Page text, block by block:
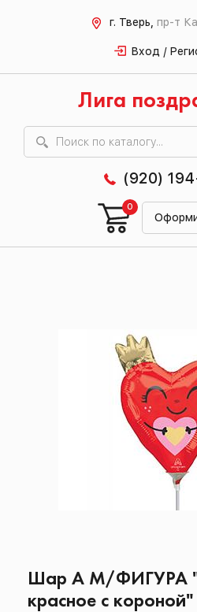
г. Тверь, пр-т
Вход /
Лига
(920)
0
Шар А М/ФИГУРА
красное с короной"